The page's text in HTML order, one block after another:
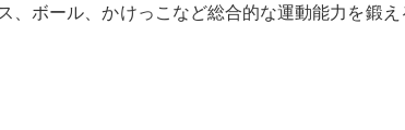
、ボール、かけっこなど総合的な運動能力を鍛